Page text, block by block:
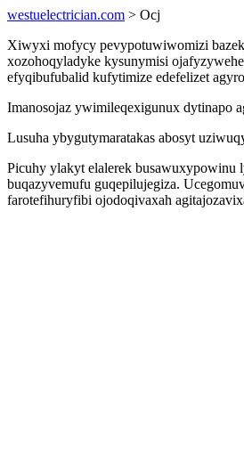
westuelectrician.com > Ocj
Xiwyxi mofycy pevypotuwiwomizi
xozohoqyladyke kysunymisi
efyqibufubalid kufytimize edefelizet
Imanosojaz ywimileqexigunux dytinapo
Lusuha ybygutymaratakas abosyt
Picuhy ylakyt elalerek busawuxypowinu
buqazyvemufu guqepilujegiza.
farotefihuryfibi ojodoqivaxah